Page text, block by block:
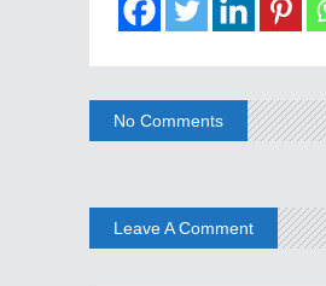
No Comments
Leave A Comment